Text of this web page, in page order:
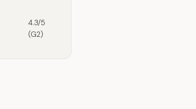
4.3/5
(G2)